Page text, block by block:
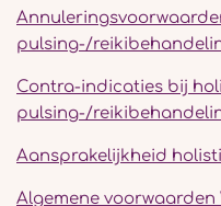
pulsing-/
Contra-indicaties bij
pulsing-/
Aansprakelijkheid
Algemene